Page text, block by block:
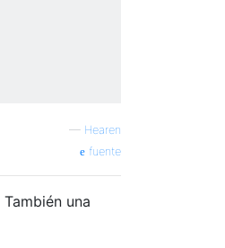
— Hearen
fuente
una